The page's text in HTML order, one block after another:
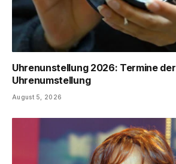
Uhrenunstellung 2026: Termine der
Uhrenumstellung
August 5, 2026